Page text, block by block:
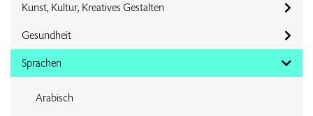
Kunst, Kultur, Kreatives Gestalten
Gesundheit
Sprachen
Arabisch